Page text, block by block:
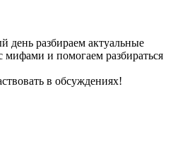
разбираем актуальные
и помогаем разбираться
в обсуждениях!